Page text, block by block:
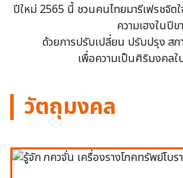
ปีใหม่ 2565 นี้ ชวนคนไทยมารีเฟรชจิต
ความเฮงในปีข
ด้วยการปรับเปลี่ยน ปรับปรุง ส
เพื่อความเป็นศิริมงคล
วัตถุมงคล